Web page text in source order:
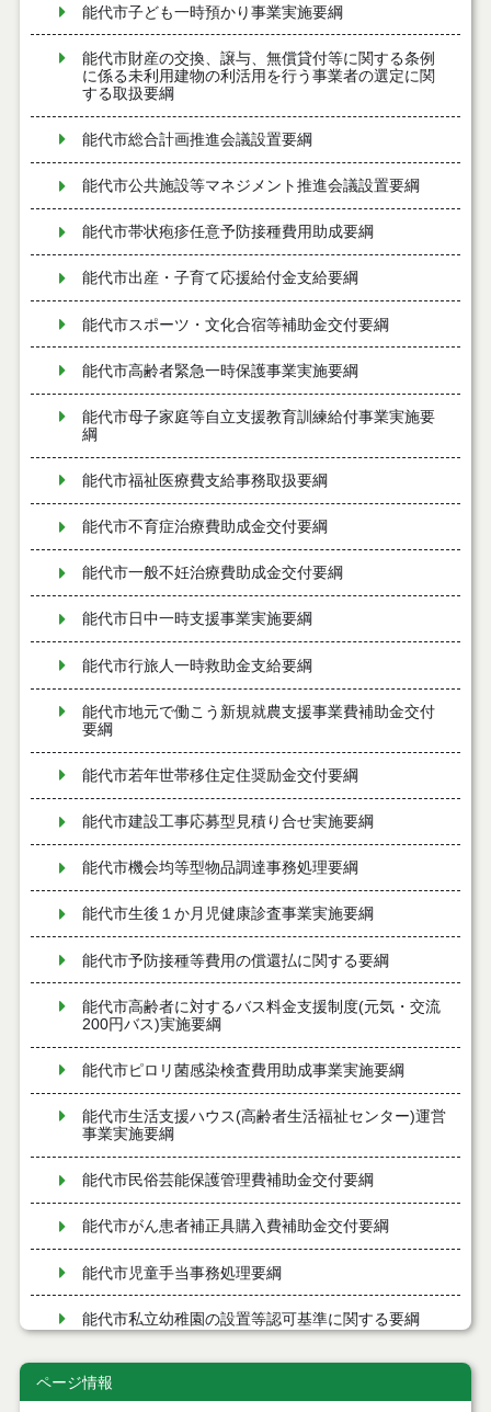
能代市子ども一時預かり事業実施要綱
能代市財産の交換、譲与、無償貸付等に関する条例
に係る未利用建物の利活用を行う事業者の選定に関
する取扱要綱
能代市総合計画推進会議設置要綱
能代市公共施設等マネジメント推進会議設置要綱
能代市帯状疱疹任意予防接種費用助成要綱
能代市出産・子育て応援給付金支給要綱
能代市スポーツ・文化合宿等補助金交付要綱
能代市高齢者緊急一時保護事業実施要綱
能代市母子家庭等自立支援教育訓練給付事業実施要
綱
能代市福祉医療費支給事務取扱要綱
能代市不育症治療費助成金交付要綱
能代市一般不妊治療費助成金交付要綱
能代市日中一時支援事業実施要綱
能代市行旅人一時救助金支給要綱
能代市地元で働こう新規就農支援事業費補助金交付
要綱
能代市若年世帯移住定住奨励金交付要綱
能代市建設工事応募型見積り合せ実施要綱
能代市機会均等型物品調達事務処理要綱
能代市生後１か月児健康診査事業実施要綱
能代市予防接種等費用の償還払に関する要綱
能代市高齢者に対するバス料金支援制度(元気・交流
200円バス)実施要綱
能代市ピロリ菌感染検査費用助成事業実施要綱
能代市生活支援ハウス(高齢者生活福祉センター)運営
事業実施要綱
能代市民俗芸能保護管理費補助金交付要綱
能代市がん患者補正具購入費補助金交付要綱
能代市児童手当事務処理要綱
能代市私立幼稚園の設置等認可基準に関する要綱
能代市初回産科受診料助成事業実施要綱
ページ情報